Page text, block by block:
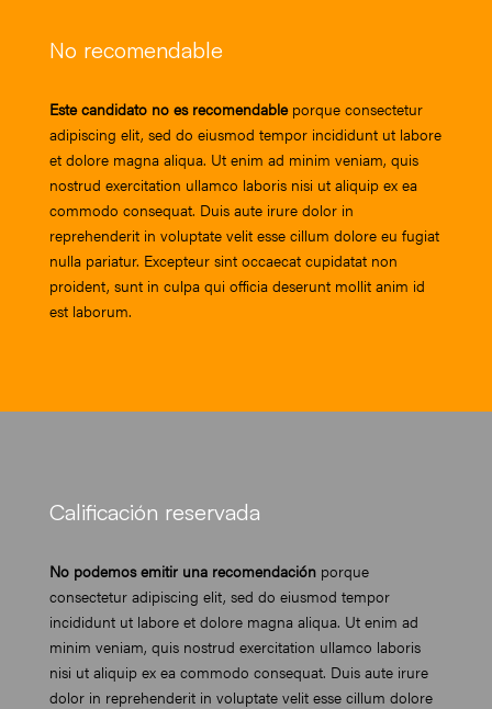
No recomendable
Este candidato no es recomendableporque consectetur
adipiscing elit, sed do eiusmod tempor incididunt ut labore
et dolore magna aliqua. Ut enim ad minim veniam, quis
nostrud exercitation ullamco laboris nisi ut aliquip ex ea
commodo consequat. Duis aute irure dolor in
reprehenderit in voluptate velit esse cillum dolore eu fugiat
nulla pariatur. Excepteur sint occaecat cupidatat non
proident, sunt in culpa qui officia deserunt mollit anim id
est laborum.
Calificación reservada
No podemos emitir una recomendaciónporque
consectetur adipiscing elit, sed do eiusmod tempor
incididunt ut labore et dolore magna aliqua. Ut enim ad
minim veniam, quis nostrud exercitation ullamco laboris
nisi ut aliquip ex ea commodo consequat. Duis aute irure
dolor in reprehenderit in voluptate velit esse cillum dolore